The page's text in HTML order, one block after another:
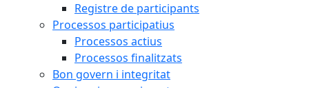
Registre de participants
Processos participatius
Processos actius
Processos finalitzats
Bon govern i integritat